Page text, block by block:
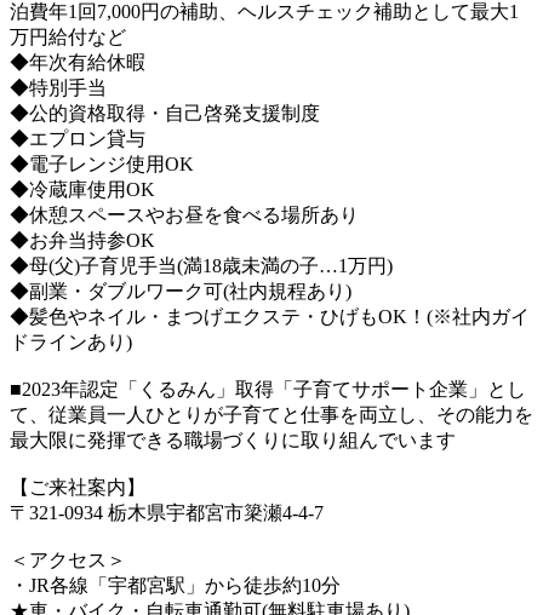
泊費年1回7,000円の補助、ヘルスチェック補助として最大1
万円給付など
◆年次有給休暇
◆特別手当
◆公的資格取得・自己啓発支援制度
◆エプロン貸与
◆電子レンジ使用OK
◆冷蔵庫使用OK
◆休憩スペースやお昼を食べる場所あり
◆お弁当持参OK
◆母(父)子育児手当(満18歳未満の子…1万円)
◆副業・ダブルワーク可(社内規程あり)
◆髪色やネイル・まつげエクステ・ひげもOK！(※社内ガイ
ドラインあり)
■2023年認定「くるみん」取得「子育てサポート企業」とし
て、従業員一人ひとりが子育てと仕事を両立し、その能力を
最大限に発揮できる職場づくりに取り組んでいます
【ご来社案内】
〒321-0934 栃木県宇都宮市簗瀬4-4-7
＜アクセス＞
・JR各線「宇都宮駅」から徒歩約10分
★車・バイク・自転車通勤可(無料駐車場あり)